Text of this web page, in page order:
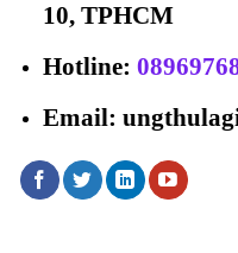
10, TPHCM
Hotline:
Email: